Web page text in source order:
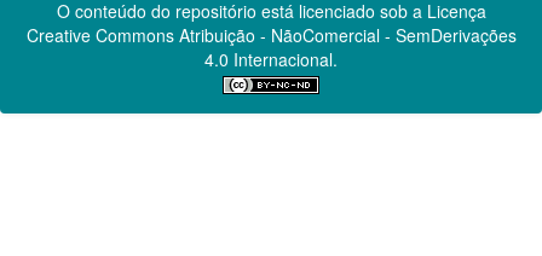
O conteúdo do repositório está licenciado sob a Licença
Creative CommonsAtribuição - NãoComercial - SemDerivações
4.0 Internacional.